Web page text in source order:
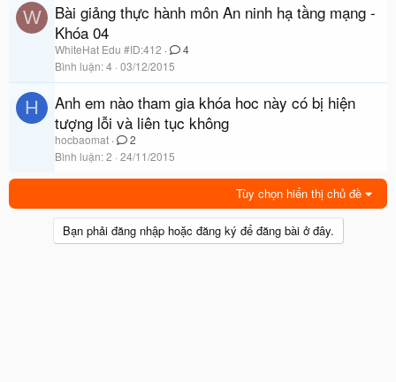
W
Bài giảng thực hành môn An ninh hạ tầng mạng -
Khóa 04
WhiteHat Edu #ID:412
4
Bình luận 4 03/12/2015
H
Anh em nào tham gia khóa hoc này có bị hiện
tượng lỗi và liên tục không
hocbaomat
2
Bình luận 2 24/11/2015
Tùy chọn hiển thị chủ đề
Bạn phải đăng nhập hoặc đăng ký để đăng bài ở đây.